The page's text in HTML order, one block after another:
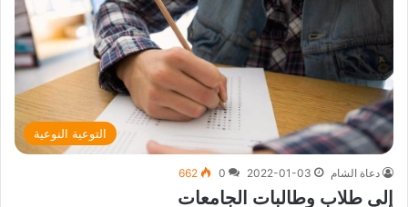
التوعية النوعية
دعاة الشام 2022-01-03
0
662
إلى طلاب وطالبات الجامعات